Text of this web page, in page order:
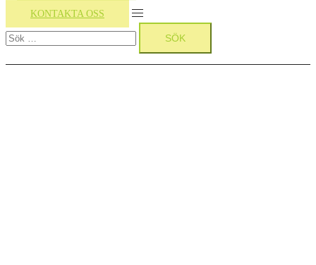
KONTAKTA OSS
Slå
på/av
meny
Sök
efter: